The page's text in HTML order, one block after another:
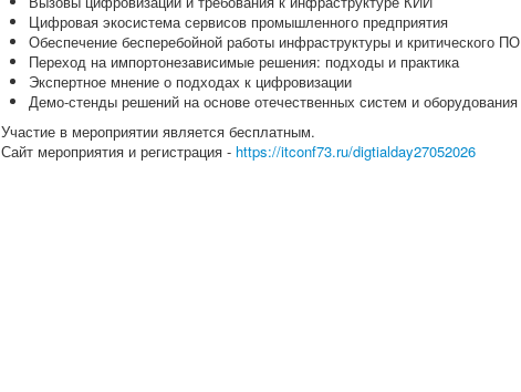
Цифровая экосистема сервисов промышленного предприятия
Обеспечение бесперебойной работы инфраструктуры и критического ПО
Переход на импортонезависимые решения: подходы и практика
Экспертное мнение о подходах к цифровизации
Демо-стенды решений на основе отечественных систем и оборудования
Участие в мероприятии является бесплатным.
Сайт мероприятия и регистрация - https://itconf73.ru/digtialday27052026